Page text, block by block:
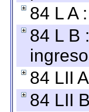
84 L A
84 L B
84 LII
84 LII